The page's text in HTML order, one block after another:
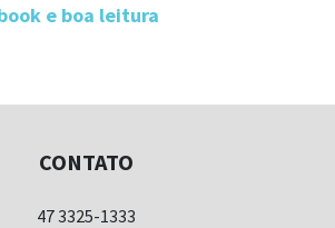
e boa leitura
CONTATO
47 3325-1333